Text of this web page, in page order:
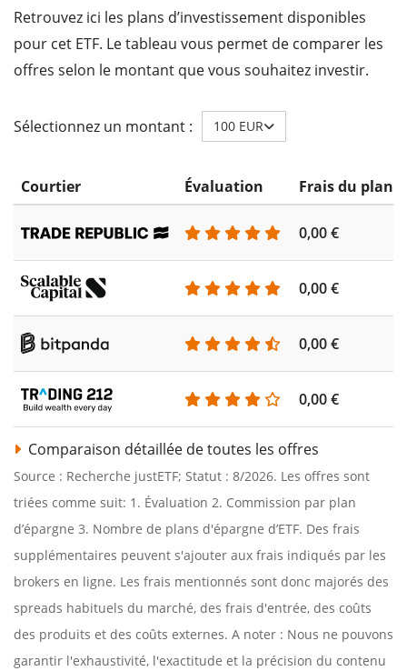
Retrouvez ici les plans d’investissement disponibles
pour cet ETF. Le tableau vous permet de comparer les
offres selon le montant que vous souhaitez investir.
Sélectionnez un montant : 100 EUR
Courtier Évaluation Frais du plan
0,00 €
0,00 €
0,00 €
0,00 €
Comparaison détaillée de toutes les offres
Source : Recherche justETF; Statut : 8/2026. Les offres sont
triées comme suit: 1. Évaluation 2. Commission par plan
d’épargne 3. Nombre de plans d'épargne d’ETF. Des frais
supplémentaires peuvent s'ajouter aux frais indiqués par les
brokers en ligne. Les frais mentionnés sont donc majorés des
spreads habituels du marché, des frais d'entrée, des coûts
des produits et des coûts externes. A noter : Nous ne pouvons
garantir l'exhaustivité, l'exactitude et la précision du contenu